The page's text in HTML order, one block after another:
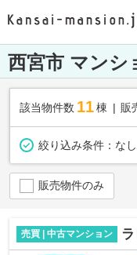
西宮市 マンシ
該当物件数 11棟 販
絞り込み条件： なし
販売物件のみ
売買 | 中古マンション